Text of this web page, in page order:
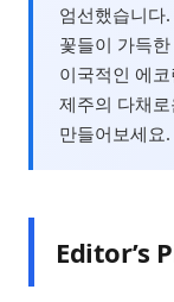
엄선했습니다
꽃들이 가득
이국적인 에
제주의 다채
만들어보세요.
Editor’s